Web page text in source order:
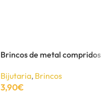
Brincos de metal compridos
Bijutaria, Brincos
3,90€